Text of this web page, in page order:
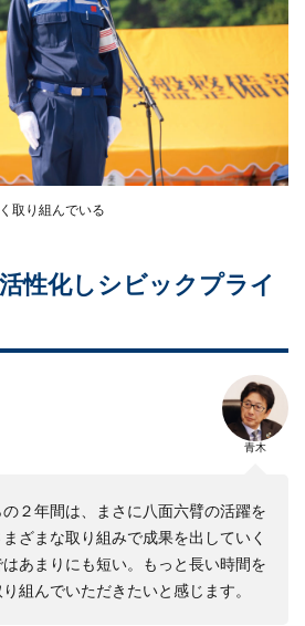
取り組んでいる
性化しシビックプライ
青木
２年間は、まさに八面六臂の活躍を
ざまな取り組みで成果を出していく
あまりにも短い。もっと長い時間を
組んでいただきたいと感じます。